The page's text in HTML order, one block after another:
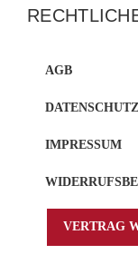
AGB
IMPRESSUM
VERTRAG